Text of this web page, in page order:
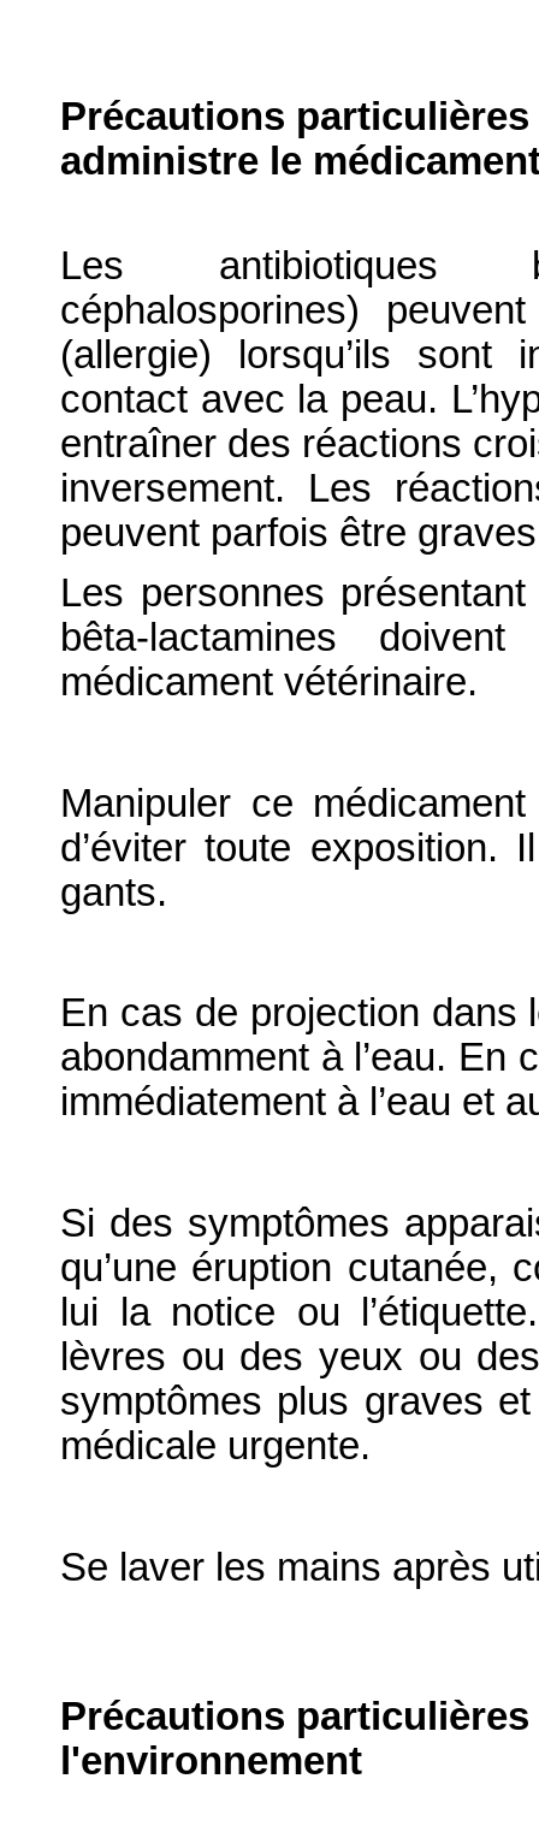
Précautions
administre le
Les antibiotiques
céphalosporines)
(allergie) lorsqu’ils sont
contact avec la peau.
entraîner des réactions
inversement. Les
peuvent parfois être
Les personnes
bêta-lactamines
médicament vétérinaire.
Manipuler ce
d’éviter toute exposition.
gants.
En cas de projection dans
abondamment à l’eau. En
immédiatement à l’eau et
Si des symptômes
qu’une éruption cutanée,
lui la notice ou
lèvres ou des yeux ou
symptômes plus graves
médicale urgente.
Se laver les mains après
Précautions
l'environnement